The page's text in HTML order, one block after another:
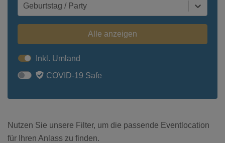
Geburtstag / Party
Alle anzeigen
Inkl. Umland
COVID-19 Safe
Nutzen Sie unsere Filter, um die passende Eventlocation
für Ihren Anlass zu finden.